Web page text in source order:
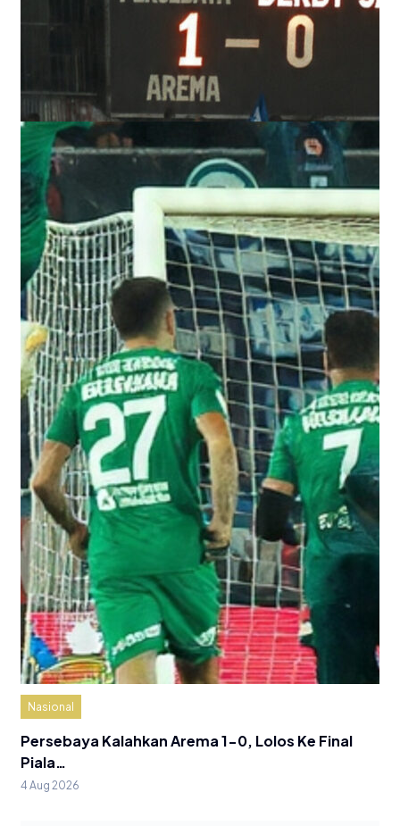
Nasional
Persebaya Kalahkan Arema 1-0, Lolos Ke Final
Piala…
4 Aug 2026